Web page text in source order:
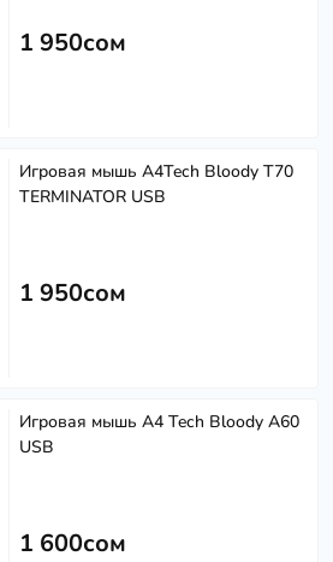
1 950сом
Игровая мышь A4Tech Bloody T70
TERMINATOR USB
1 950сом
Игровая мышь A4 Tech Bloody A60
USB
1 600сом